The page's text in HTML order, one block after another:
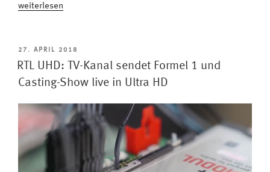
„Aktion:
Fernseher
zur
Fußball-
sichern
und
300
weiterlesen
VERÖFFENTLICHT
AM
27. APRIL 2018
RTL UHD: TV-Kanal sendet Formel 1 und
Casting-Show live in Ultra HD